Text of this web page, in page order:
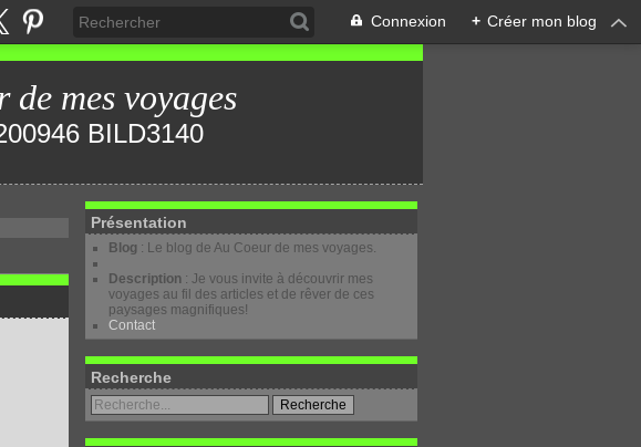
Connexion + Créer mon blog
de mes voyages
Présentation
Blog : Le blog de Au Coeur de mes voyages.
Description : Je vous invite à découvrir mes
voyages au fil des articles et de rêver de ces
paysages magnifiques!
Contact
Recherche